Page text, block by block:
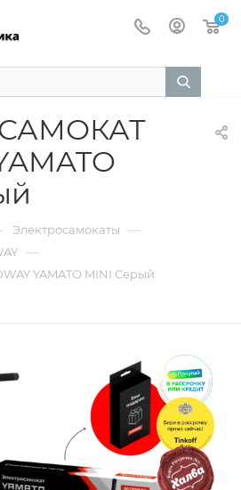
0
Электросамокаты —
—
YAMATO MINI Серый